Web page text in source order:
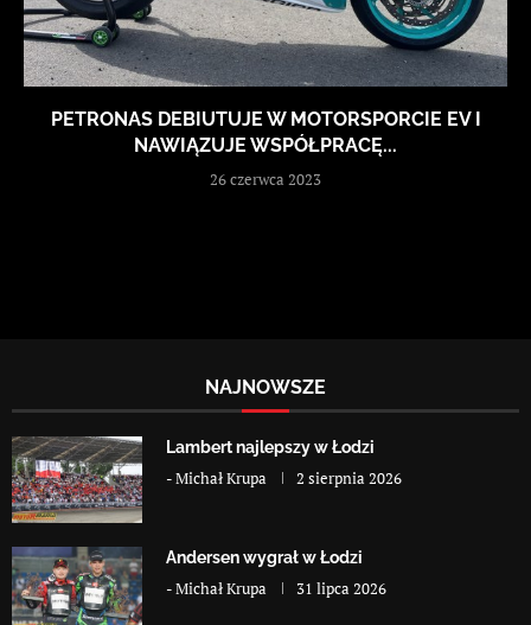
PETRONAS DEBIUTUJE W MOTORSPORCIE EV I
NAWIĄZUJE WSPÓŁPRACĘ...
26 czerwca 2023
NAJNOWSZE
Lambert najlepszy w Łodzi
-Michał Krupa 2 sierpnia 2026
Andersen wygrał w Łodzi
-Michał Krupa 31 lipca 2026